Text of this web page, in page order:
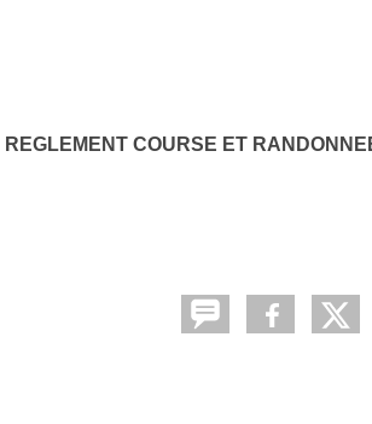
REGLEMENT COURSE ET